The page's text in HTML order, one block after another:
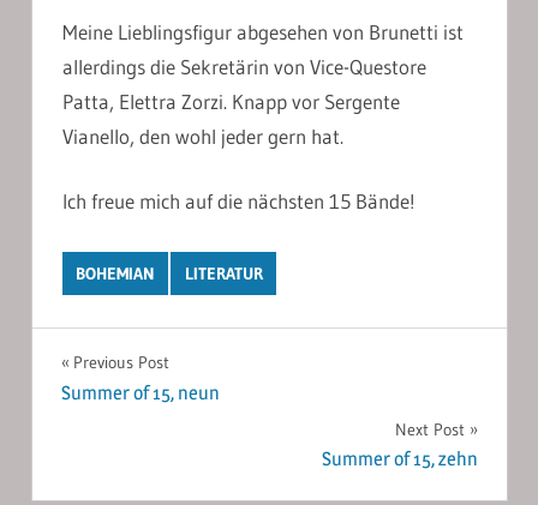
Meine Lieblingsfigur abgesehen von Brunetti ist
allerdings die Sekretärin von Vice-Questore
Patta, Elettra Zorzi. Knapp vor Sergente
Vianello, den wohl jeder gern hat.
Ich freue mich auf die nächsten 15 Bände!
BOHEMIAN LITERATUR
Post
navigation
Previous Post
Summer of 15, neun
Next Post
Summer of 15, zehn